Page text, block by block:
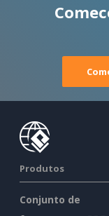
Produtos
Conjunto de